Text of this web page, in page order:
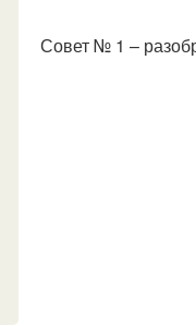
Совет № 1 –